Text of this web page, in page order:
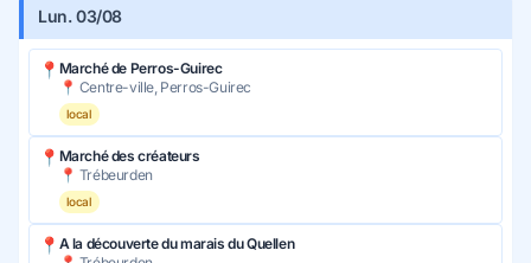
Lun. 03/08
📍 Marché de Perros-Guirec
📍 Centre-ville, Perros-Guirec
local
📍 Marché des créateurs
📍 Trébeurden
local
📍 A la découverte du marais du Quellen